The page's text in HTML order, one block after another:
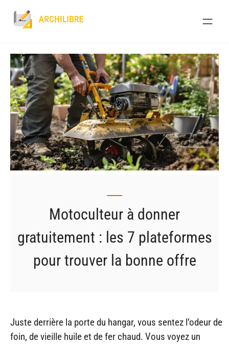
Motoculteur à donner
gratuitement : les 7 plateformes
pour trouver la bonne offre
Juste derrière la porte du hangar, vous sentez l’odeur de
foin, de vieille huile et de fer chaud. Vous voyez un